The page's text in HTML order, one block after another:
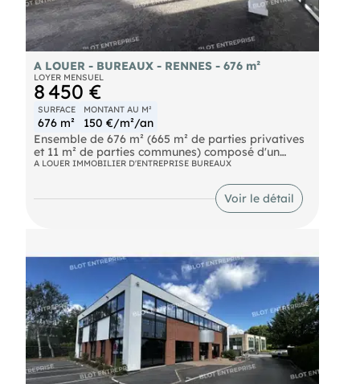
A LOUER - BUREAUX - RENNES - 676 m²
LOYER MENSUEL
8 450 €
SURFACE
676 m²
MONTANT AU M²
150 €/m²/an
Ensemble de 676 m² (665 m² de parties privatives
et 11 m² de parties communes) composé d'un
beau plateau aménagé et cloisonné. 8 places de
- Une salle de réunions,
space de 140 m² Belle luminosité. Les
informations sur les risques naturels, miniers, ou
technologiques, auxquels ces biens sont exposés,
sont disponibles sur le site
A LOUER IMMOBILIER D'ENTREPRISE BUREAUX
Voir le détail